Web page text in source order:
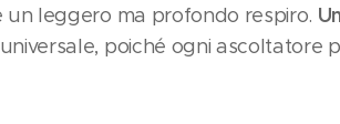
un leggero ma profondo respiro.
poiché ogni ascoltatore